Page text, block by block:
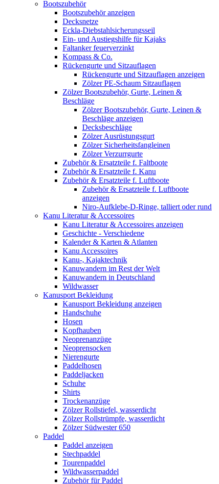
Bootszubehör
Bootszubehör anzeigen
Decksnetze
Eckla-Diebstahlsicherungsseil
Ein- und Austiegshilfe für Kajaks
Faltanker feuerverzinkt
Kompass & Co.
Rückengurte und Sitzauflagen
Rückengurte und Sitzauflagen anzeigen
Zölzer PE-Schaum Sitzauflagen
Zölzer Bootszubehör, Gurte, Leinen &
Beschläge
Zölzer Bootszubehör, Gurte, Leinen &
Beschläge anzeigen
Decksbeschläge
Zölzer Ausrüstungsgurt
Zölzer Sicherheitsfangleinen
Zölzer Verzurrgurte
Zubehör & Ersatzteile f. Faltboote
Zubehör & Ersatzteile f. Kanu
Zubehör & Ersatzteile f. Luftboote
Zubehör & Ersatzteile f. Luftboote
anzeigen
Niro-Aufklebe-D-Ringe, talliert oder rund
Kanu Literatur & Accessoires
Kanu Literatur & Accessoires anzeigen
Geschichte - Verschiedene
Kalender & Karten & Atlanten
Kanu Accessoires
Kanu-, Kajaktechnik
Kanuwandern im Rest der Welt
Kanuwandern in Deutschland
Wildwasser
Kanusport Bekleidung
Kanusport Bekleidung anzeigen
Handschuhe
Hosen
Kopfhauben
Neoprenanzüge
Neoprensocken
Nierengurte
Paddelhosen
Paddeljacken
Schuhe
Shirts
Trockenanzüge
Zölzer Rollstiefel, wasserdicht
Zölzer Rollstrümpfe, wasserdicht
Zölzer Südwester 650
Paddel
Paddel anzeigen
Stechpaddel
Tourenpaddel
Wildwasserpaddel
Zubehör für Paddel